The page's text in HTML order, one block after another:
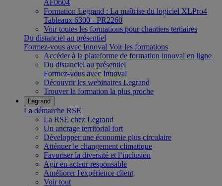
AF0604
Formation Legrand : La maîtrise du logiciel XLPro4
Tableaux 6300 - PR2260
Voir toutes les formations pour chantiers tertiaires
Du distanciel au présentiel
Formez-vous avec Innoval Voir les formations
Accéder à la plateforme de formation innoval en ligne
Du distanciel au présentiel
Formez-vous avec Innoval
Découvrir les webinaires Legrand
Trouver la formation la plus proche
Legrand
La démarche RSE
La RSE chez Legrand
Un ancrage territorial fort
Développer une économie plus circulaire
Atténuer le changement climatique
Favoriser la diversité et l’inclusion
Agir en acteur responsable
Améliorer l'expérience client
Voir tout